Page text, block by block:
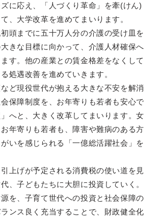
に応え、「人づくり革命」を牽(けん)
、大学改革を進めてまいります。
頭までに五十万人分の介護の受け皿を
きな目標に向かって、介護人材確保へ
す。他の産業との賃金格差をなくして
処遇改善を進めていきます。
ど現役世代が抱える大きな不安を解消
保障制度を、お年寄りも若者も安心で
へと、大きく改革してまいります。女
年寄りも若者も、障害や難病のある方
いを感じられる「一億総活躍社会」を
上げが予定される消費税の使い道を見
、子どもたちに大胆に投資していく。
を、子育て世代への投資と社会保障の
ンス良く充当することで、財政健全化